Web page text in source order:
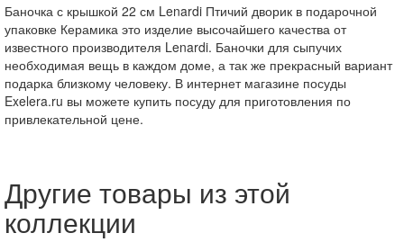
Баночка с крышкой 22 см Lenardi Птичий дворик в подарочной
упаковке Керамика это изделие высочайшего качества от
известного производителя Lenardi. Баночки для сыпучих
необходимая вещь в каждом доме, а так же прекрасный вариант
подарка близкому человеку. В интернет магазине посуды
Exelera.ru вы можете купить посуду для приготовления по
привлекательной цене.
Другие товары из этой
коллекции